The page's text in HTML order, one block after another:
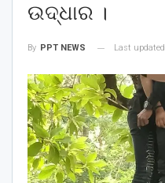
ଉଦ୍ଧାର ।
By PPT NEWS Last updated